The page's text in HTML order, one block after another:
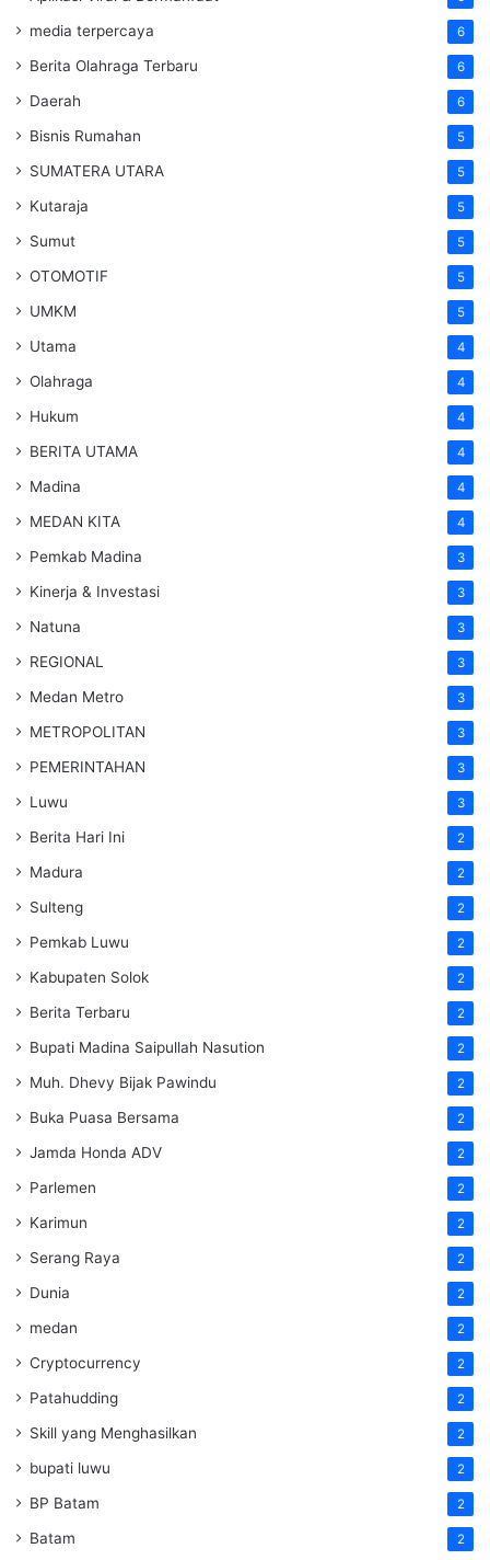
media terpercaya 6
Berita Olahraga Terbaru 6
Daerah 6
Bisnis Rumahan 5
SUMATERA UTARA 5
Kutaraja 5
Sumut 5
OTOMOTIF 5
UMKM 5
Utama 4
Olahraga 4
Hukum 4
BERITA UTAMA 4
Madina 4
MEDAN KITA 4
Pemkab Madina 3
Kinerja & Investasi 3
Natuna 3
REGIONAL 3
Medan Metro 3
METROPOLITAN 3
PEMERINTAHAN 3
Luwu 3
Berita Hari Ini 2
Madura 2
Sulteng 2
Pemkab Luwu 2
Kabupaten Solok 2
Berita Terbaru 2
Bupati Madina Saipullah Nasution 2
Muh. Dhevy Bijak Pawindu 2
Buka Puasa Bersama 2
Jamda Honda ADV 2
Parlemen 2
Karimun 2
Serang Raya 2
Dunia 2
medan 2
Cryptocurrency 2
Patahudding 2
Skill yang Menghasilkan 2
bupati luwu 2
BP Batam 2
Batam 2